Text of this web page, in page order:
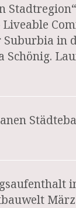
Stadtregion“
in
Schönig.